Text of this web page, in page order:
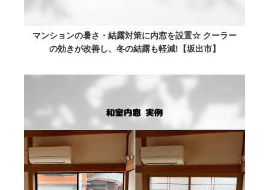
マンションの暑さ・結露対策に内窓を設置☆ クーラー
の効きが改善し、冬の結露も軽減!【坂出市】